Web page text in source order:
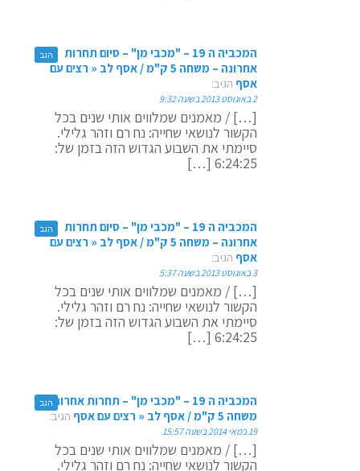
המכביה ה 19 – "מכבי מן" – סיום תחרות
אחרונה – משחה 5 ק"מ / אסף לב « רצים עם
אסף הגיב:
2 באוגוסט 2013 בשעה 9:32
[…] / מאמנים שמלווים אותי שנים בכל
הקשור לנושאי שחייה: נח רם וזהר גלילי.
סיימתי את השבוע הגדוש הזה בזמן של:
6:24:25 […]
הגב
המכביה ה 19 – "מכבי מן" – סיום תחרות
אחרונה – משחה 5 ק"מ / אסף לב « רצים עם
אסף הגיב:
3 באוגוסט 2013 בשעה 5:37
[…] / מאמנים שמלווים אותי שנים בכל
הקשור לנושאי שחייה: נח רם וזהר גלילי.
סיימתי את השבוע הגדוש הזה בזמן של:
6:24:25 […]
הגב
המכביה ה 19 – "מכבי מן" – תחרות אחרונה –
משחה 5 ק"מ / אסף לב « רצים עם אסף
הגיב:
19 במאי 2014 בשעה 15:57
[…] / מאמנים שמלווים אותי שנים בכל
הקשור לנושאי שחייה: נח רם וזהר גלילי.
הגב